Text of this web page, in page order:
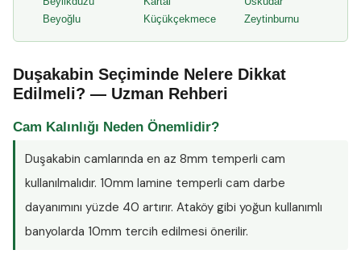
Beyoğlu
Küçükçekmece
Zeytinburnu
Duşakabin Seçiminde Nelere Dikkat
Edilmeli? — Uzman Rehberi
Cam Kalınlığı Neden Önemlidir?
Duşakabin camlarında en az 8mm temperli cam
kullanılmalıdır. 10mm lamine temperli cam darbe
dayanımını yüzde 40 artırır. Ataköy gibi yoğun kullanımlı
banyolarda 10mm tercih edilmesi önerilir.